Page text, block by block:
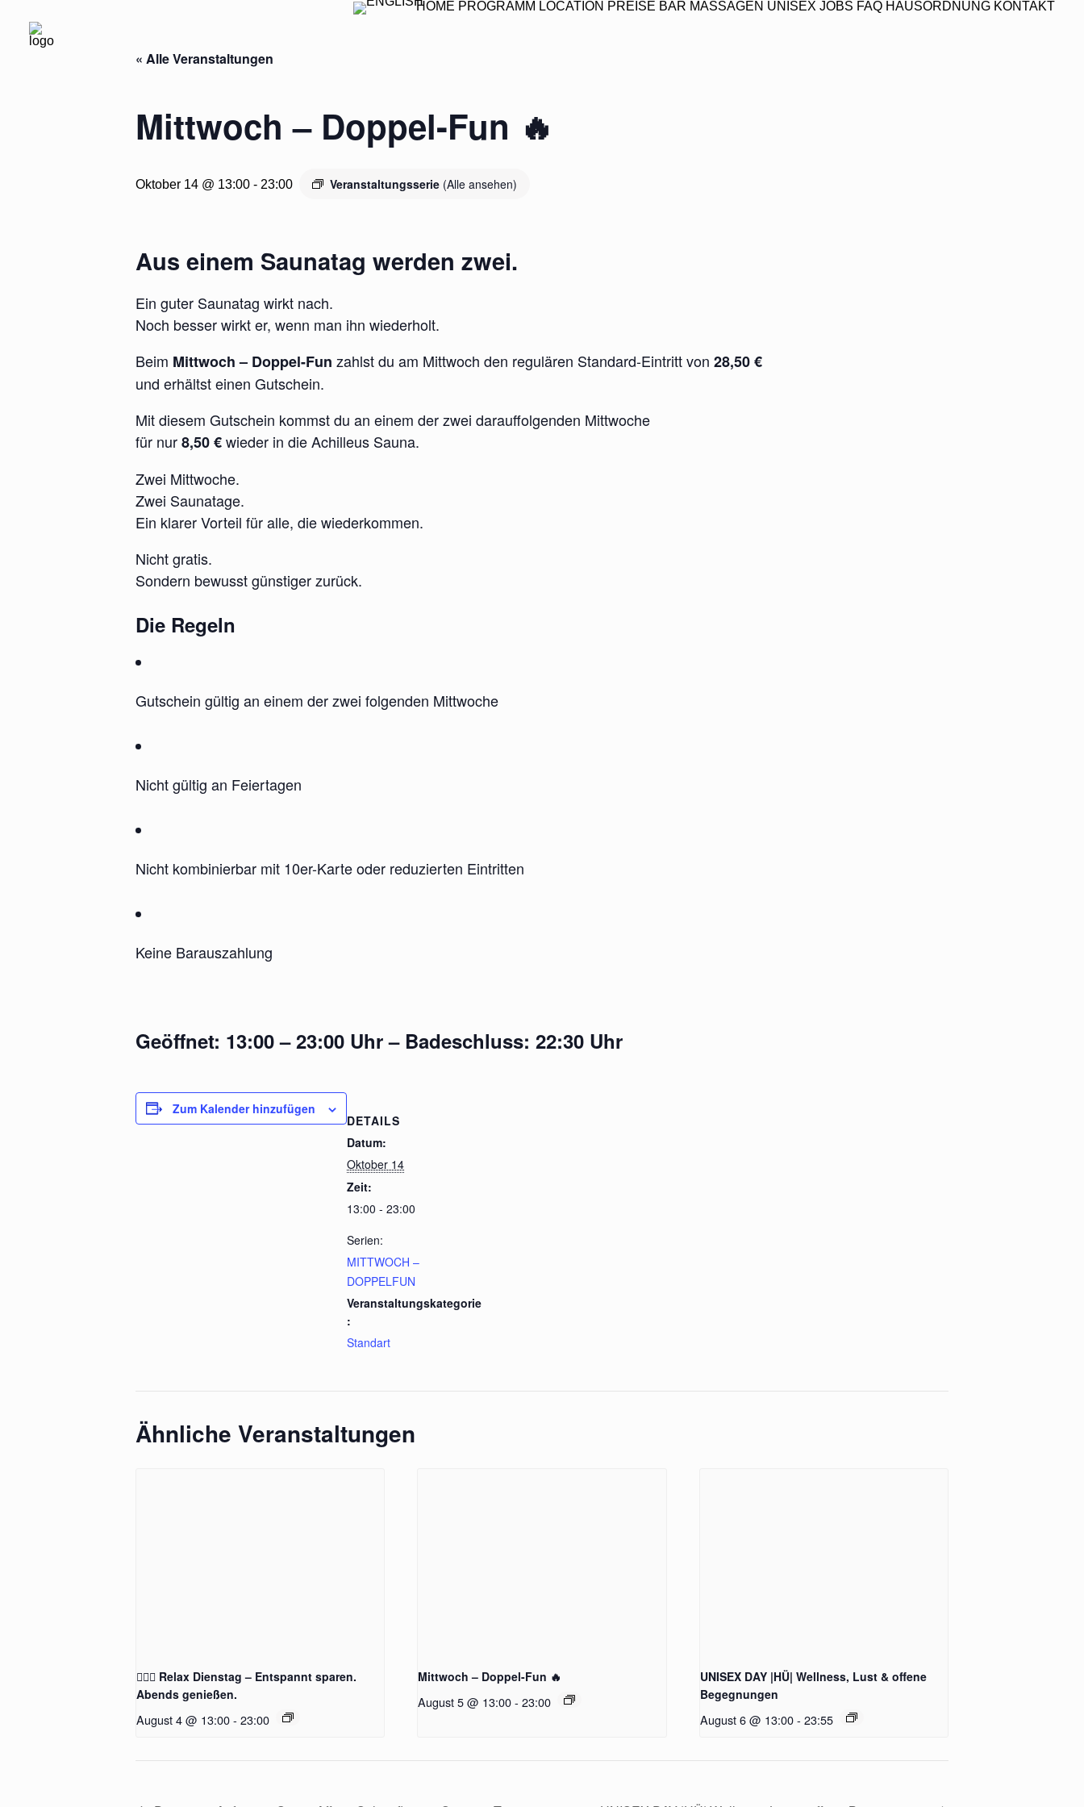
HOME PROGRAMM LOCATION PREISE BAR MASSAGEN UNISEX JOBS FAQ HAUSORDNUNG KONTAKT
« Alle Veranstaltungen
Mittwoch – Doppel-Fun 🔥
Oktober 14 @ 13:00 - 23:00 Veranstaltungsserie (Alle ansehen)
Aus einem Saunatag werden zwei.
Ein guter Saunatag wirkt nach.
Noch besser wirkt er, wenn man ihn wiederholt.
Beim Mittwoch – Doppel-Fun zahlst du am Mittwoch den regulären Standard-Eintritt von 28,50 €
und erhältst einen Gutschein.
Mit diesem Gutschein kommst du an einem der zwei darauffolgenden Mittwoche
für nur8,50 €wieder in die Achilleus Sauna.
Zwei Mittwoche.
Zwei Saunatage.
Ein klarer Vorteil für alle, die wiederkommen.
Nicht gratis.
Sondern bewusst günstiger zurück.
Die Regeln
Gutschein gültig an einem der zwei folgenden Mittwoche
Nicht gültig an Feiertagen
Nicht kombinierbar mit 10er-Karte oder reduzierten Eintritten
Keine Barauszahlung
Geöffnet: 13:00 – 23:00 Uhr – Badeschluss: 22:30 Uhr
Zum Kalender hinzufügen
DETAILS
Datum:
Oktober 14
Zeit:
13:00 - 23:00
Serien:
MITTWOCH –
DOPPELFUN
Veranstaltungskategorie
:
Standart
Ähnliche Veranstaltungen
🧖‍♂️✨ Relax Dienstag – Entspannt sparen.
Abends genießen.
August 4 @ 13:00- 23:00
Mittwoch – Doppel-Fun 🔥
August 5 @ 13:00 - 23:00
UNISEX DAY |HÜ| Wellness, Lust & offene
Begegnungen
August 6 @ 13:00- 23:55